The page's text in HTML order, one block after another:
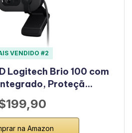
VENDIDO #2
Logitech Brio 100 com
Proteçã…
na Amazon